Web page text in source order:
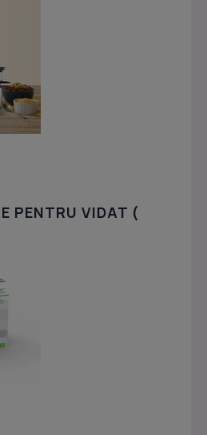
PENTRU VIDAT (